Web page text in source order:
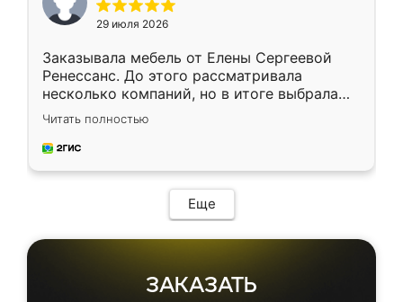
29 июля 2026
Заказывала мебель от Елены Сергеевой
Ренессанс. До этого рассматривала
несколько компаний, но в итоге выбрала
эту. Сначала обговорили условия, потом
приехал замерщик, всё спокойно объяснил
и снял размеры. Изготовили в срок, с
мебель сразу встала на свое место без
каких-либо доработок. Качеством осталась
довольна, все выглядит так, как и ожидала.
Читать полностью
Еще
ЗАКАЗАТЬ